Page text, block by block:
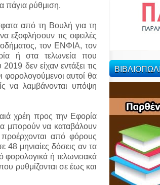
πάγια ρύθμιση.
από τη Βουλή για τη
εξοφλήσουν τις οφειλές
τον ΕΝΦΙΑ, τον
ή στα τελωνεία που
δεν είχαν εντάξει τις
φορολογούμενοι αυτοί θα
να λαμβάνονται υπόψη
χρέη προς την Εφορία
μπορούν να καταβάλουν
από φόρους
μηνιαίες δόσεις αν τα
ή τελωνειακά
ρυθμίζονται σε έως και